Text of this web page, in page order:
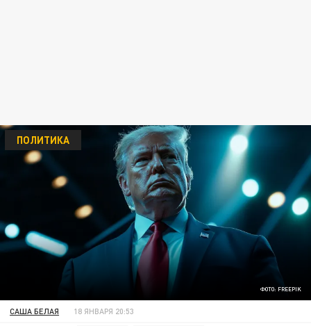
ФОТО: FREEPIK
ПОЛИТИКА
САША БЕЛАЯ 18 ЯНВАРЯ 20:53